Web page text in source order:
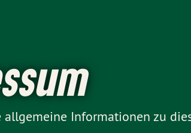
Informationen zu